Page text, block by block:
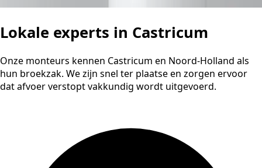
Lokale experts in Castricum
Onze monteurs kennen Castricum en Noord-Holland als
hun broekzak. We zijn snel ter plaatse en zorgen ervoor
dat afvoer verstopt vakkundig wordt uitgevoerd.